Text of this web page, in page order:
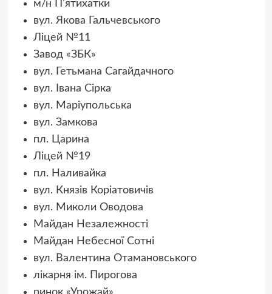
м/н П’ятихатки
вул. Якова Гальчевського
Ліцей №11
Завод «ЗБК»
вул. Гетьмана Сагайдачного
вул. Івана Сірка
вул. Маріупольська
вул. Замкова
пл. Царина
Ліцей №19
пл. Наливайка
вул. Князів Коріатовичів
вул. Миколи Оводова
Майдан Незалежності
Майдан Небесної Сотні
вул. Валентина Отамановського
лікарня ім. Пирогова